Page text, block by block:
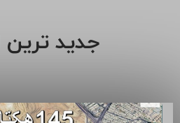
جدید ترین